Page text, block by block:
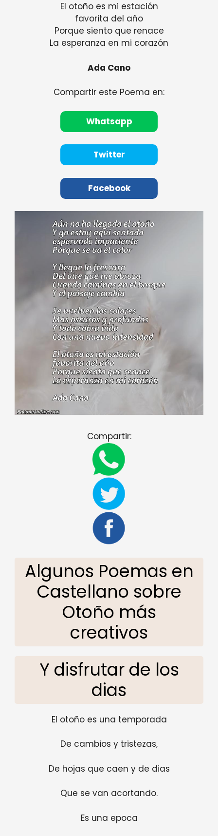
El otoño es mi estación
favorita del año
Porque siento que renace
La esperanza en mi corazón
Ada Cano
Compartir este Poema en:
Whatsapp
Twitter
Facebook
Compartir:
Algunos Poemas en
Castellano sobre
Otoño más
creativos
Y disfrutar de los
dias
El otoño es una temporada
De cambios y tristezas,
De hojas que caen y de dias
Que se van acortando.
Es una epoca